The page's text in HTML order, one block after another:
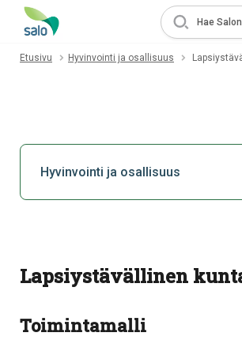
Hae
Etusivu Hyvinvointi ja osallisuus
Hyvinvointi ja osallisuus
Lapsiystävällinen
Toimintamalli